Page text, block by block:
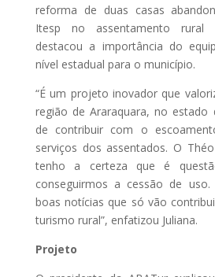
reforma de duas casas
Itesp no assentamento
destacou a importância do
nível estadual para o município.
“É um projeto inovador que
região de Araraquara, no estado
de contribuir com o
serviços dos assentados. O
tenho a certeza que é
conseguirmos a cessão de
boas notícias que só vão
turismo rural”, enfatizou Juliana.
Projeto